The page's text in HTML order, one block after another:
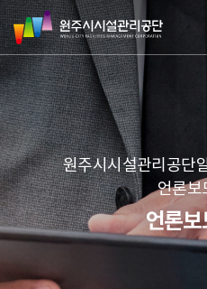
스
킵
네
비
게
이
션
본문 바
메뉴 바
원
주
시
시
설
관
리
공
단
원주시시설관리공단
언론보
언론